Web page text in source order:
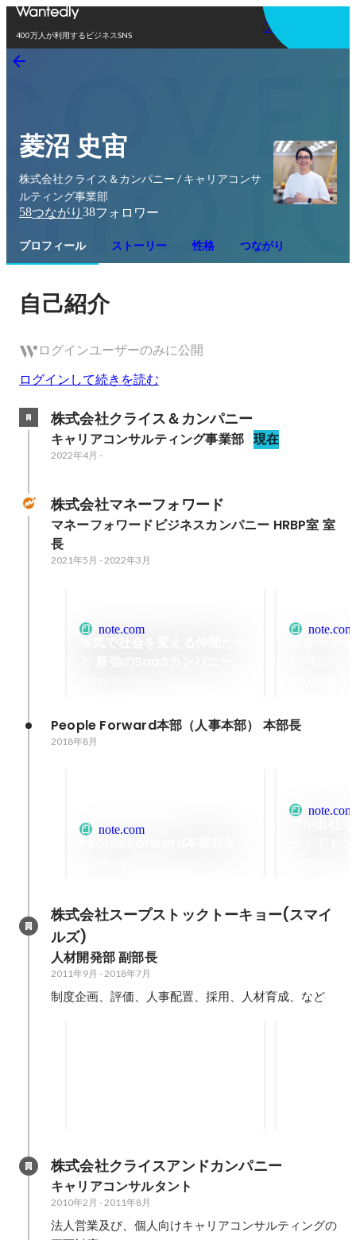
400万人が利用するビジネスSNS
アプリを使う
菱沼 史宙
株式会社クライス＆カンパニー / キャリアコンサ
ルティング事業部
58つながり 38フォロワー
プロフィール ストーリー 性格 つながり
自己紹介
ログインユーザーのみに公開
ログインして続きを読む
株式会社クライス＆カンパニー
キャリアコンサルティング事業部 現在
2022年4月 -
株式会社マネーフォワード
マネーフォワードビジネスカンパニー HRBP室 室
長
2021年5月 -2022年3月
note.com
佳｜note
note.com
People Forward本部（人事本部） 本部長
2018年8月
note.com
note.com
株式会社スープストックトーキョー(スマイ
ルズ)
人材開発部 副部長
2011年9月 -2018年7月
制度企画、評価、人事配置、採用、人材育成、など
株式会社クライスアンドカンパニー
キャリアコンサルタント
2010年2月 -2011年8月
法人営業及び、個人向けキャリアコンサルティングの